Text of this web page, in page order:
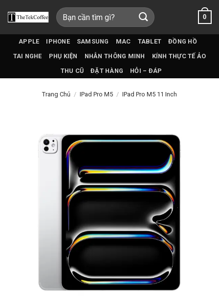
qua
Tìm
kiếm:
0
APPLE IPHONE SAMSUNG MAC TABLET
ĐỒNG HỒ
TAI NGHE
PHỤ KIỆN NHẪN THÔNG MINH
KÍNH THỰC TẾ ẢO
THU CŨ
ĐẶT HÀNG HỎI – ĐÁP
Trang Chủ / IPad Pro M5 / IPad Pro M5 11 Inch